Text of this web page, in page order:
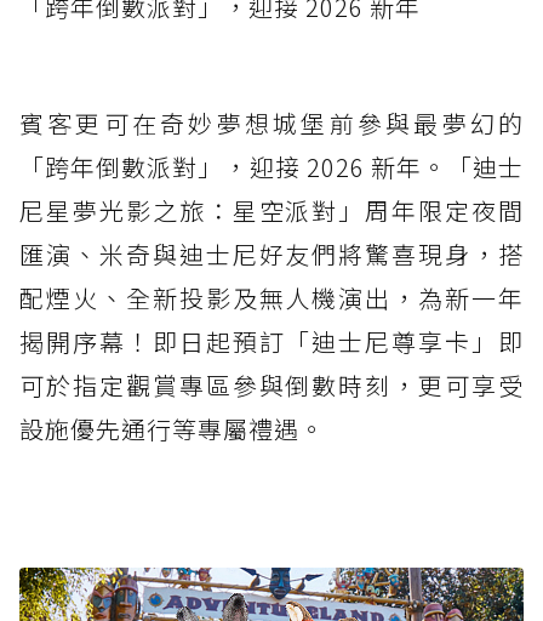
賓客更可在奇妙夢想城堡前參與最夢幻的
「跨年倒數派對」，迎接 2026 新年。「迪士
尼星夢光影之旅：星空派對」周年限定夜間
匯演、米奇與迪士尼好友們將驚喜現身，搭
配煙火、全新投影及無人機演出，為新一年
揭開序幕！即日起預訂「迪士尼尊享卡」即
可於指定觀賞專區參與倒數時刻，更可享受
設施優先通行等專屬禮遇。